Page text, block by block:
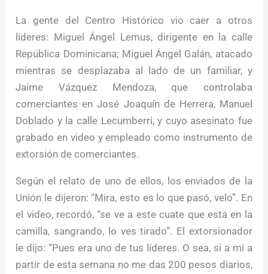
La gente del Centro Histórico vio caer a otros
líderes: Miguel Ángel Lemus, dirigente en la calle
República Dominicana; Miguel Ángel Galán, atacado
mientras se desplazaba al lado de un familiar, y
Jaime Vázquez Mendoza, que controlaba
comerciantes en José Joaquín de Herrera, Manuel
Doblado y la calle Lecumberri, y cuyo asesinato fue
grabado en video y empleado como instrumento de
extorsión de comerciantes.
Según el relato de uno de ellos, los enviados de la
Unión le dijeron: “Mira, esto es lo que pasó, velo”. En
el video, recordó, “se ve a este cuate que está en la
camilla, sangrando, lo ves tirado”. El extorsionador
le dijo: “Pues era uno de tus líderes. O sea, si a mí a
partir de esta semana no me das 200 pesos diarios,